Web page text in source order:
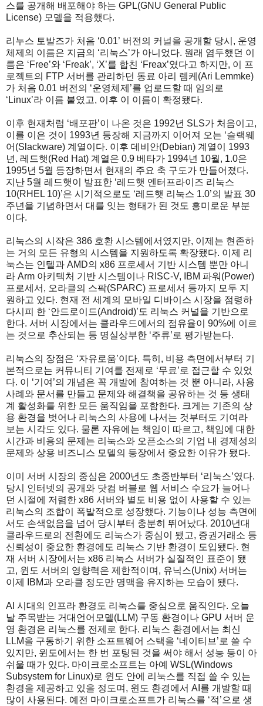
스를 공개해 배포해야 하는 GPL(GNU General Public
License) 모델을 적용했다.
리누스 토발즈가 처음 ‘0.01’ 버전의 커널을 공개할 당시, 운영
체제의 이름은 지금의 ‘리눅스’가 아니었다. 원래 염두했던 이
름은 ‘Free’와 ‘Freak’, ‘X’를 합친 ‘Freax’였다고 하지만, 이 프
로젝트의 FTP 서버를 관리하던 동료 아리 렘케(Ari Lemmke)
가 처음 0.01 버전의 ‘운영체제’를 업로드할 때 임의로
‘Linux’라 이름 붙였고, 이후 이 이름이 확정됐다.
이후 현재처럼 ‘배포판’이 나온 것은 1992년 SLS가 처음이고,
이를 이은 것이 1993년 등장해 지금까지 이어져 오는 ‘슬랙웨
어(Slackware) 계열이다. 이후 데비안(Debian) 계열이 1993
년, 레드햇(Red Hat) 계열은 0.9 베타가 1994년 10월, 1.0은
1995년 5월 등장하면서 현재의 주요 축 구도가 만들어졌다.
지난 5월 레드햇이 발표한 ‘레드햇 엔터프라이즈 리눅스
10(RHEL 10)’은 시기적으로도 ‘레드햇 리눅스 1.0’의 발표 30
주년을 기념하면서 대를 잇는 형태가 된 것도 흥미로운 부분
이다.
리눅스의 시작은 386 호환 시스템에서였지만, 이제는 현존하
는 거의 모든 유형의 시스템을 지원하도록 확장됐다. 이제 리
눅스는 인텔과 AMD의 x86 프로세서 기반 시스템 뿐만 아니
라 Arm 아키텍처 기반 시스템이나 RISC-V, IBM 파워(Power)
프로세서, 오라클의 스팍(SPARC) 프로세서 등까지 모두 지
원하고 있다. 현재 전 세계의 모바일 디바이스 시장을 점령하
다시피 한 ‘안드로이드(Android)’도 리눅스 커널을 기반으로
한다. 서버 시장에서는 클라우드에서의 점유율이 90%에 이르
는 것으로 추산되는 등 명실상부한 ‘주류’로 평가받는다.
리눅스의 장점은 ‘자유로움’이다. 특히, 비용 측면에서부터 기
본적으로는 커뮤니티 기여를 전제로 ‘무료’로 접근할 수 있었
다. 이 ‘기여’의 개념은 꼭 개발에 참여하는 것 뿐 아니라, 사용
사례와 문서를 만들고 문제와 해결책을 공유하는 것 등 생태
계 활성화를 위한 모든 움직임을 포함한다. 크게는 기존의 상
용 환경을 벗어나 리눅스의 사용에 나서는 것부터도 기여라
보는 시각도 있다. 물론 자유에는 책임이 따르고, 책임에 대한
시간과 비용의 문제는 리눅스와 오픈소스의 기업 내 경제성의
문제와 상용 비즈니스 모델의 등장에서 중요한 이유가 됐다.
이미 서버 시장의 중심은 2000년도 초중반부터 ‘리눅스’였다.
당시 인터넷의 공개와 닷컴 버블로 웹 서비스 수요가 늘어나
던 시절에 저렴한 x86 서버와 별도 비용 없이 사용할 수 있는
리눅스의 조합이 폭발적으로 성장했다. 기능이나 성능 측면에
서도 손색없음을 넘어 당시부터 충분히 뛰어났다. 2010년대
클라우드로의 전환에도 리눅스가 중심이 됐고, 증권거래소 등
신뢰성이 중요한 환경에도 리눅스 기반 환경이 도입됐다. 현
재 서버 시장에서는 x86 리눅스 서버가 실질적인 표준이 됐
고, 윈도 서버의 영향력은 제한적이며, 유닉스(Unix) 서버는
이제 IBM과 오라클 정도만 명맥을 유지하는 모습이 됐다.
AI 시대의 인프라 환경도 리눅스를 중심으로 움직인다. 오늘
날 주목받는 거대언어모델(LLM) 구동 환경이나 GPU 서버 운
영 환경은 리눅스를 전제로 한다. 리눅스 환경에서는 최신
LLM을 구동하기 위한 소프트웨어 스택을 ‘네이티브’로 쓸 수
있지만, 윈도에서는 한 번 포팅된 것을 써야 해서 성능 등이 아
쉬울 때가 있다. 마이크로소프트는 아예 WSL(Windows
Subsystem for Linux)로 윈도 안에 리눅스를 직접 쓸 수 있는
환경을 제공하고 있을 정도며, 윈도 환경에서 AI를 개발할 때
많이 사용된다. 예전 마이크로소프트가 리눅스를 ‘적’으로 생